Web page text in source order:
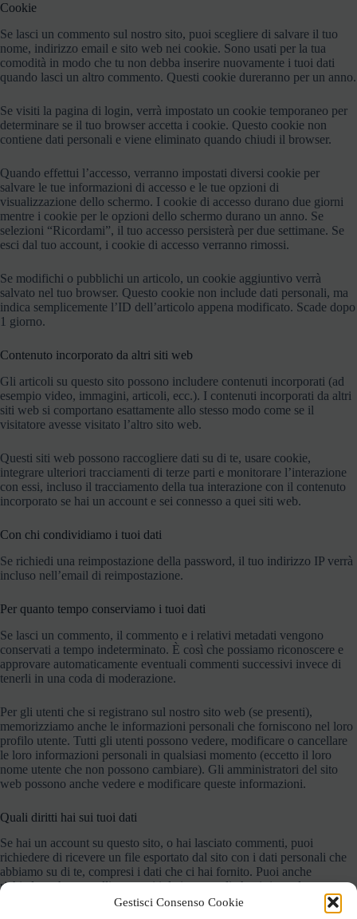
Gestisci Consenso Cookie
Cookie
Se lasci un commento sul nostro sito, puoi scegliere di salvare il tuo
nome, indirizzo email e sito web nei cookie. Sono usati per la tua
comodità in modo che tu non debba inserire nuovamente i tuoi dati
quando lasci un altro commento. Questi cookie dureranno per un anno.
Se visiti la pagina di login, verrà impostato un cookie temporaneo per
determinare se il tuo browser accetta i cookie. Questo cookie non
contiene dati personali e viene eliminato quando chiudi il browser.
Quando effettui l’accesso, verranno impostati diversi cookie per
salvare le tue informazioni di accesso e le tue opzioni di
visualizzazione dello schermo. I cookie di accesso durano due giorni
mentre i cookie per le opzioni dello schermo durano un anno. Se
selezioni “Ricordami”, il tuo accesso persisterà per due settimane. Se
esci dal tuo account, i cookie di accesso verranno rimossi.
Se modifichi o pubblichi un articolo, un cookie aggiuntivo verrà
salvato nel tuo browser. Questo cookie non include dati personali, ma
indica semplicemente l’ID dell’articolo appena modificato. Scade dopo
1 giorno.
Contenuto incorporato da altri siti web
Gli articoli su questo sito possono includere contenuti incorporati (ad
esempio video, immagini, articoli, ecc.). I contenuti incorporati da altri
siti web si comportano esattamente allo stesso modo come se il
visitatore avesse visitato l’altro sito web.
Questi siti web possono raccogliere dati su di te, usare cookie,
integrare ulteriori tracciamenti di terze parti e monitorare l’interazione
con essi, incluso il tracciamento della tua interazione con il contenuto
incorporato se hai un account e sei connesso a quei siti web.
Con chi condividiamo i tuoi dati
Se richiedi una reimpostazione della password, il tuo indirizzo IP verrà
incluso nell’email di reimpostazione.
Per quanto tempo conserviamo i tuoi dati
Se lasci un commento, il commento e i relativi metadati vengono
conservati a tempo indeterminato. È così che possiamo riconoscere e
approvare automaticamente eventuali commenti successivi invece di
tenerli in una coda di moderazione.
Per gli utenti che si registrano sul nostro sito web (se presenti),
memorizziamo anche le informazioni personali che forniscono nel loro
profilo utente. Tutti gli utenti possono vedere, modificare o cancellare
le loro informazioni personali in qualsiasi momento (eccetto il loro
nome utente che non possono cambiare). Gli amministratori del sito
web possono anche vedere e modificare queste informazioni.
Quali diritti hai sui tuoi dati
Se hai un account su questo sito, o hai lasciato commenti, puoi
richiedere di ricevere un file esportato dal sito con i dati personali che
abbiamo su di te, compresi i dati che ci hai fornito. Puoi anche
richiedere che cancelliamo tutti i dati personali che ti riguardano.
Questo non include i dati che siamo obbligati a conservare per scopi